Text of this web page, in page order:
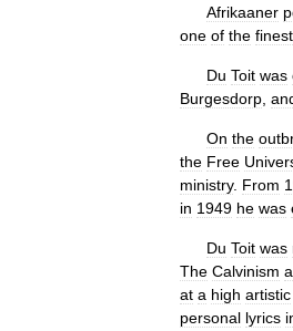
Afrikaaner
one of the finest
Du Toit was
Burgesdorp
On the
the Free
ministry. From
in 1949 he was
Du Toit was
The Calvinism
at a high artistic
personal lyrics